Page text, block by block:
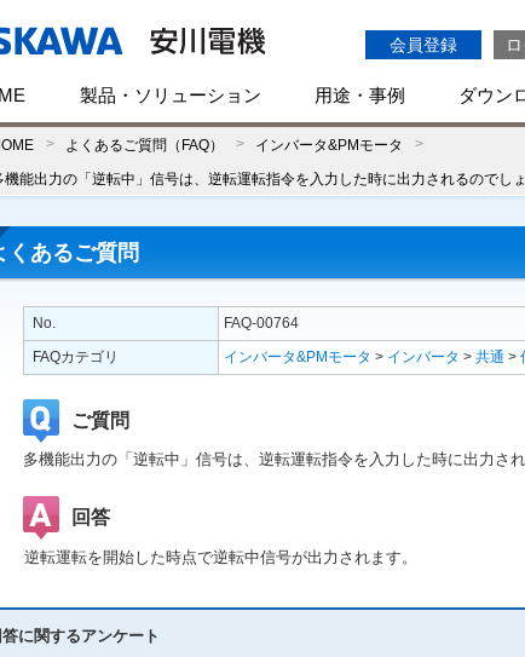
会員登録
製品・ソリューション 用途・事例 ダウン
よくあるご質問（FAQ） インバータ&PMモータ
機能出力の「逆転中」信号は、逆転運転指令を入力した時に出力されるのでし
くあるご質問
No.
FAQ-00764
FAQカテゴリ
インバータ&PMモータ > インバータ > 共通 >
ご質問
多機能出力の「逆転中」信号は、逆転運転指令を入力した時に出力さ
回答
逆転運転を開始した時点で逆転中信号が出力されます。
答に関するアンケート